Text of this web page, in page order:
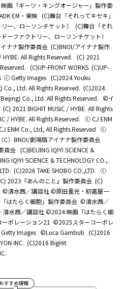
画「ギーツ・キングオージャー」製作委
EM・東映 (C)舞台「それってキセキ」
ー、ローソンチケット）
(C)舞台「それ
ーファクトリー、ローソンチケット）
ナナ製作委員会 (C)BNOI/アイナナ製作
All Rights Reserved. (C) 2021
(C)UP-FRONT WORKS (C)UP-
ⓒ Getty Images (C)2024 Youku
Ltd. All Rights Reserved. (C)2024
Co., Ltd. All Rights Reserved. ©イ
(C) 2021 BIGHIT MUSIC / HYBE. All Rights
/ HYBE. All Rights Reserved. ⓒ CJ ENM
ENM Co., Ltd, All Rights Reserved ⓒ
（C）BNOI/劇場版アイナナ製作委員会
員会 (C)BEIJING IQIYI SCIENCE &
IQIYI SCIENCE & TECHNOLOGY CO.,
(C)2026 TAKE SHOBO CO.,LTD. ⓒ
2023『あんのこと』製作委員会 (C)
©清水茜／講談社 ©原田重光・初嘉屋一
はたらく細胞」製作委員会 ©清水茜／
水茜／講談社 ©2024 映画「はたらく細
ポレーション21 ©2025スターコーポレ
Images ©Luca Gambuti (C)2016
INC. (C)2016 BigHit
おすすめ情報